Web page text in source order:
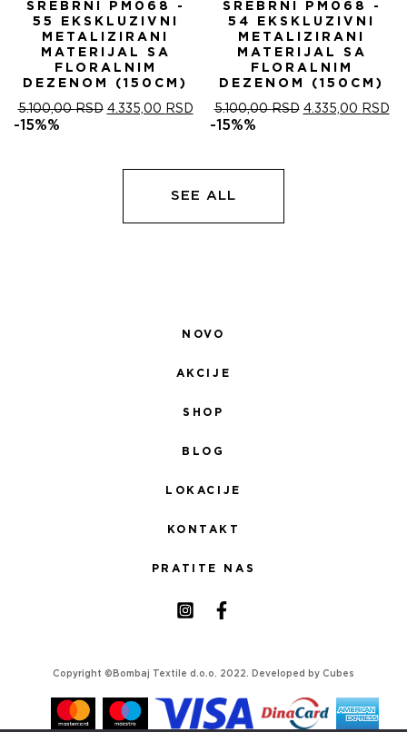
SREBRNI PM068 -
55 EKSKLUZIVNI
METALIZIRANI
MATERIJAL SA
FLORALNIM
DEZENOM (150CM)
5.100,00RSD ОРИГИНАЛНА
5.100,00 RSD.
4.335,00 RSDТРЕНУТНА
ЦЕНА
-15%%
SREBRNI PM068 -
54 EKSKLUZIVNI
METALIZIRANI
MATERIJAL SA
FLORALNIM
DEZENOM (150CM)
5.100,00RSD ОРИГИНАЛНА
4.335,00 RSD
-15%%
SEE ALL
NOVO
AKCIJE
SHOP
BLOG
LOKACIJE
KONTAKT
PRATITE NAS
Copyright ©Bombaj Textile d.o.o. 2022. Developed by Cubes